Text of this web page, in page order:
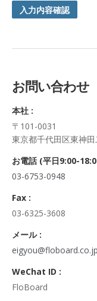
します。
4. 第三者提供について
ご入力頂く個人情報
正・追加・削除、利
口に申し出ることがで
その際、弊社はご本
な期間内に対応いた
株式会社FloBoard 個
〒101-0031 東京都千
メールアドレス:
ールデンウィークを除
6. 個人情報における任
個人情報のご提供は
ご入力頂けない場合
了承ください。
入力内容確認
お問い合わせ
本社 :
〒101-0031
東京都千代田区東神
お電話 (平日9:00-
03-6753-0948
Fax :
03-6325-3608
メール :
eigyou@floboard.co.jp
WeChat ID :
FloBoard